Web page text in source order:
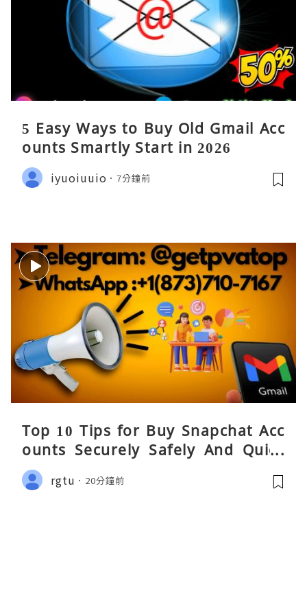
5 Easy Ways to Buy Old Gmail Acc
ounts Smartly Start in 2026
iyuoiuuio 7分鐘前
Top 10 Tips for Buy Snapchat Acc
ounts Securely Safely And Quick
y....
rgtu 20分鐘前